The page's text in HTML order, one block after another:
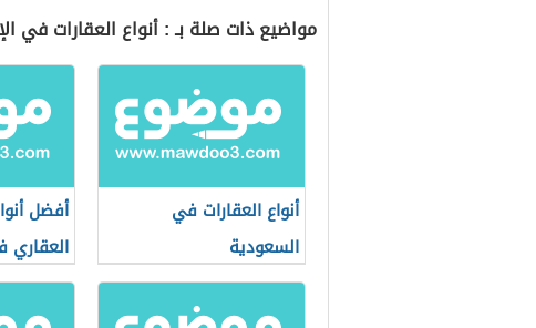
مواضيع ذات صلة بـ : أنواع العقارات في
أنواع العقارات في
السعودية
أفضل
العقاري